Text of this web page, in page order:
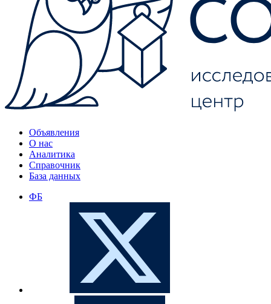
Объявления
О нас
Аналитика
Справочник
База данных
ФБ